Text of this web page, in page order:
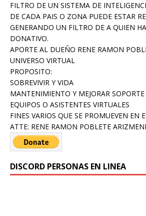
FILTRO DE UN SISTEMA DE
DE CADA PAIS O ZONA PUEDE ESTAR
GENERANDO UN FILTRO DE A QUIEN
DONATIVO.
APORTE AL DUEÑO RENE RAMON
UNIVERSO VIRTUAL
PROPOSITO:
SOBREVIVIR Y VIDA
MANTENIMIENTO Y MEJORAR
EQUIPOS O ASISTENTES VIRTUALES
FINES VARIOS QUE SE PROMUEVEN EN
ATTE: RENE RAMON POBLETE
DISCORD PERSONAS EN LINEA